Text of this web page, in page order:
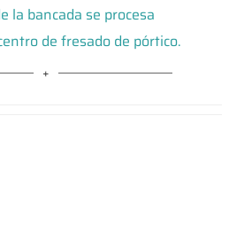
la bancada se procesa
de fresado de pórtico.